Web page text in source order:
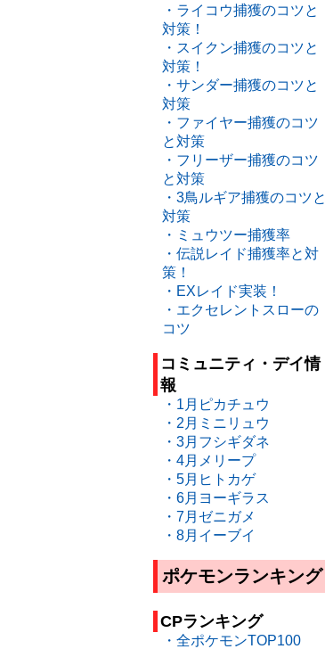
・ライコウ捕獲のコツと
対策！
・スイクン捕獲のコツと
対策！
・サンダー捕獲のコツと
対策
・ファイヤー捕獲のコツ
と対策
・フリーザー捕獲のコツ
と対策
・3鳥ルギア捕獲のコツと
対策
・ミュウツー捕獲率
・伝説レイド捕獲率と対
策！
・EXレイド実装！
・エクセレントスローの
コツ
コミュニティ・デイ情
報
・1月ピカチュウ
・2月ミニリュウ
・3月フシギダネ
・4月メリープ
・5月ヒトカゲ
・6月ヨーギラス
・7月ゼニガメ
・8月イーブイ
ポケモンランキング
CPランキング
・全ポケモンTOP100